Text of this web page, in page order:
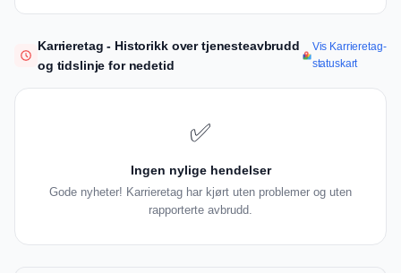
Karrieretag - Historikk over tjenesteavbrudd
og tidslinje for nedetid
Vis Karrieretag-
statuskart
✅
Ingen nylige hendelser
Gode nyheter! Karrieretag har kjørt uten problemer og uten
rapporterte avbrudd.